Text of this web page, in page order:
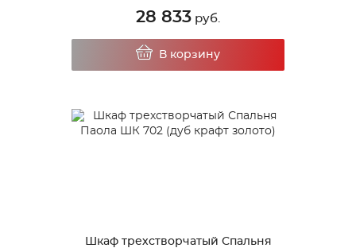
28 833 руб.
В корзину
Шкаф трехстворчатый Спальня